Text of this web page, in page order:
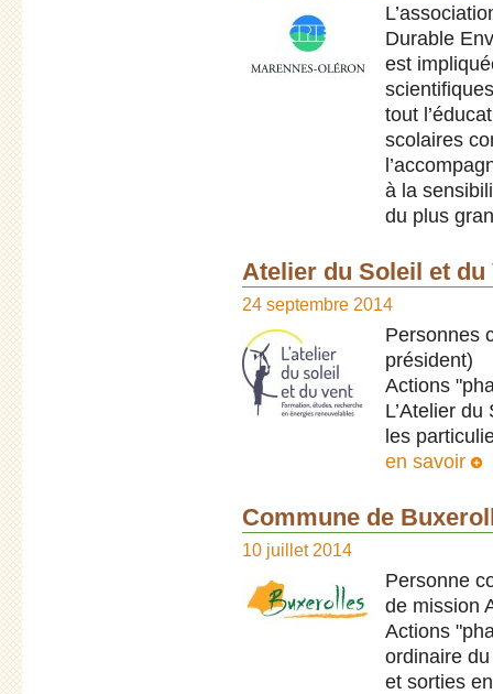
Durable
est
tout
scolaires
à la
du plus
Atelier du Soleil et du
24 septembre 2014
Personnes
président)
Actions
L’Atelier
les
en savoir
Commune de
10 juillet 2014
Personne
de mission
Actions
ordinaire
et sorties